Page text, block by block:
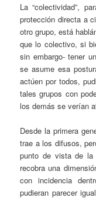
La “colectividad”,
protección directa a
otro grupo, está
que lo colectivo, si
sin embargo- tener
se asume esa
actúen por todos,
tales grupos con
los demás se verían
Desde la primera
trae a los difusos,
punto de vista de la
recobra una
con incidencia
pudieran parecer